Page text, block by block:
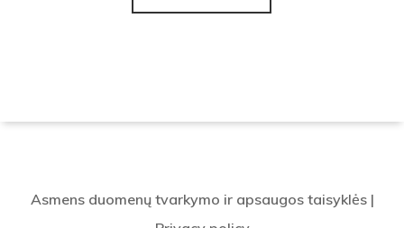
Asmens duomenų tvarkymo ir apsaugos taisyklės|